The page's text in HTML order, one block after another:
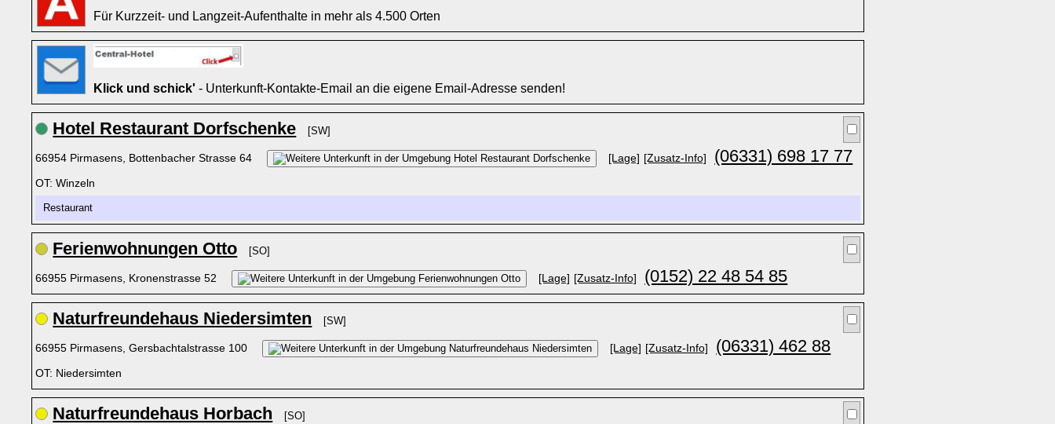
Für Kurzzeit- und Langzeit-Aufenthalte in mehr als 4.500 Orten
Klick und schick' - Unterkunft-Kontakte-Email an die eigene Email-Adresse senden!
Hotel Restaurant Dorfschenke [SW]
66954 Pirmasens, Bottenbacher Strasse 64 [Lage] [Zusatz-Info] (06331) 698 17 77
OT: Winzeln
Restaurant
Ferienwohnungen Otto [SO]
66955 Pirmasens, Kronenstrasse 52 [Lage] [Zusatz-Info] (0152) 22 48 54 85
Naturfreundehaus Niedersimten [SW]
66955 Pirmasens, Gersbachtalstrasse 100 [Lage] [Zusatz-Info] (06331) 462 88
OT: Niedersimten
Naturfreundehaus Horbach [SO]